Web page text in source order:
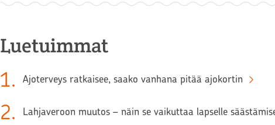
Luetuimmat
1. Ajoterveys ratkaisee, saako vanhana pitää ajokortin
2. Lahjaveroon muutos – näin se vaikuttaa lapselle